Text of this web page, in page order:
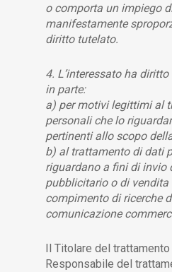
o comporta un impiego
manifestamente
diritto tutelato.
4. L’interessato ha
in parte:
a) per motivi legittimi al
personali che lo
pertinenti allo scopo
b) al trattamento di dati
riguardano a fini di invio
pubblicitario o di vendita
compimento di ricerche
comunicazione
Il Titolare del
Responsabile del